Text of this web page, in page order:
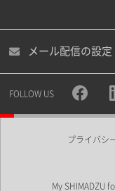
所属部署
メール配信の設定
FOLLOW US
プライバシ
My SHIMADZU